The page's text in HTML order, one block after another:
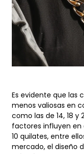
menos valiosas en
como las de 14, 18 y
factores influyen en
10 quilates, entre
mercado, el diseño
valor de reventa y